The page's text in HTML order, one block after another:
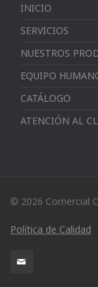
INICIO
SERVICIOS
NUESTROS
EQUIPO
CATÁLOGO
ATENCIÓN AL
© 2026 Comercial
Política de Calidad